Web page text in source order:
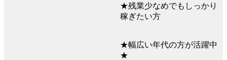
★残業少なめでもしっかり
稼ぎたい方
★幅広い年代の方が活躍中
★